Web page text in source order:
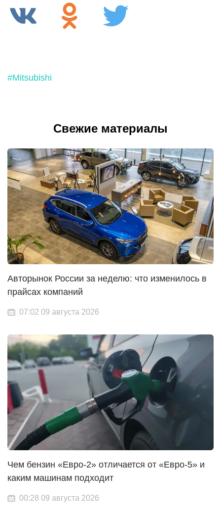
#Mitsubishi
Свежие материалы
Авторынок России за неделю: что изменилось в
прайсах компаний
07:02 09 августа 2026
Чем бензин «Евро-2» отличается от «Евро-5» и
каким машинам подходит
00:28 09 августа 2026